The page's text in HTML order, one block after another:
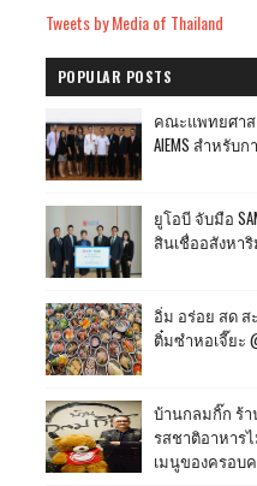
Tweets by Media of Thailand
POPULAR POSTS
คณะแพทยศาส
AIEMS สำหรับ
ยูโอบี จับมือ
สินเชื่ออสังหา
อิ่ม อร่อย สด ส
ติ๋มซำหอเจี๊ยะ
บ้านกลมกิ๊ก ร้
รสชาติอาหาร
เมนูของครอบ